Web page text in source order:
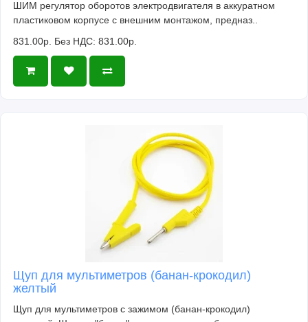
ШИМ регулятор оборотов электродвигателя в аккуратном
пластиковом корпусе с внешним монтажом, предназ..
831.00р. Без НДС: 831.00р.
Щуп для мультиметров (банан-крокодил)
желтый
Щуп для мультиметров с зажимом (банан-крокодил)